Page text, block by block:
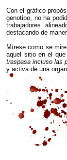
Con el gráfico
genotipo, no ha
trabajadores
destacando de
Mírese como se
aquel sitio en el
traspasa incluso las
y activa de una